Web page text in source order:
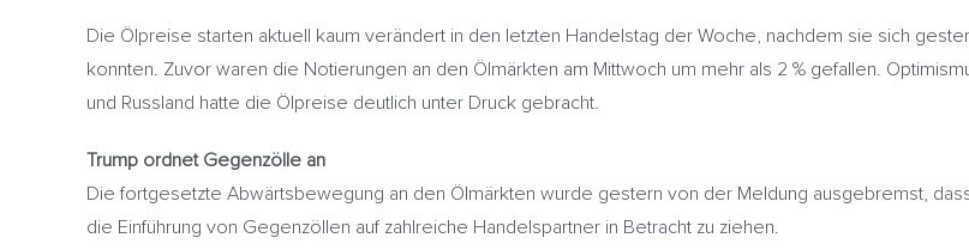
Die Ölpreise starten aktuell kaum verändert in den letzten Handelstag der Woche, nachdem sie sich
konnten. Zuvor waren die Notierungen an den Ölmärkten am Mittwoch um mehr als 2 % gefallen.
und Russland hatte die Ölpreise deutlich unter Druck gebracht.
Trump ordnet Gegenzölle an
Die fortgesetzte Abwärtsbewegung an den Ölmärkten wurde gestern von der Meldung ausgebremst,
die Einführung von Gegenzöllen auf zahlreiche Handelspartner in Betracht zu ziehen.